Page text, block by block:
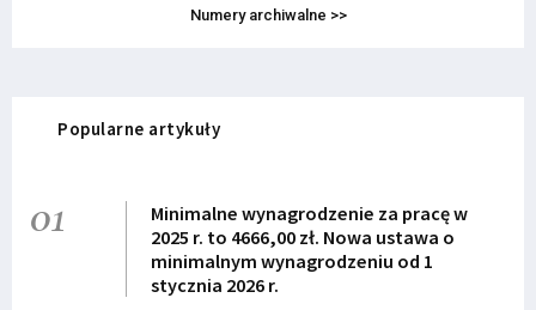
Numery archiwalne >>
Popularne artykuły
01
Minimalne wynagrodzenie za pracę w
2025 r. to 4666,00 zł. Nowa ustawa o
minimalnym wynagrodzeniu od 1
stycznia 2026 r.